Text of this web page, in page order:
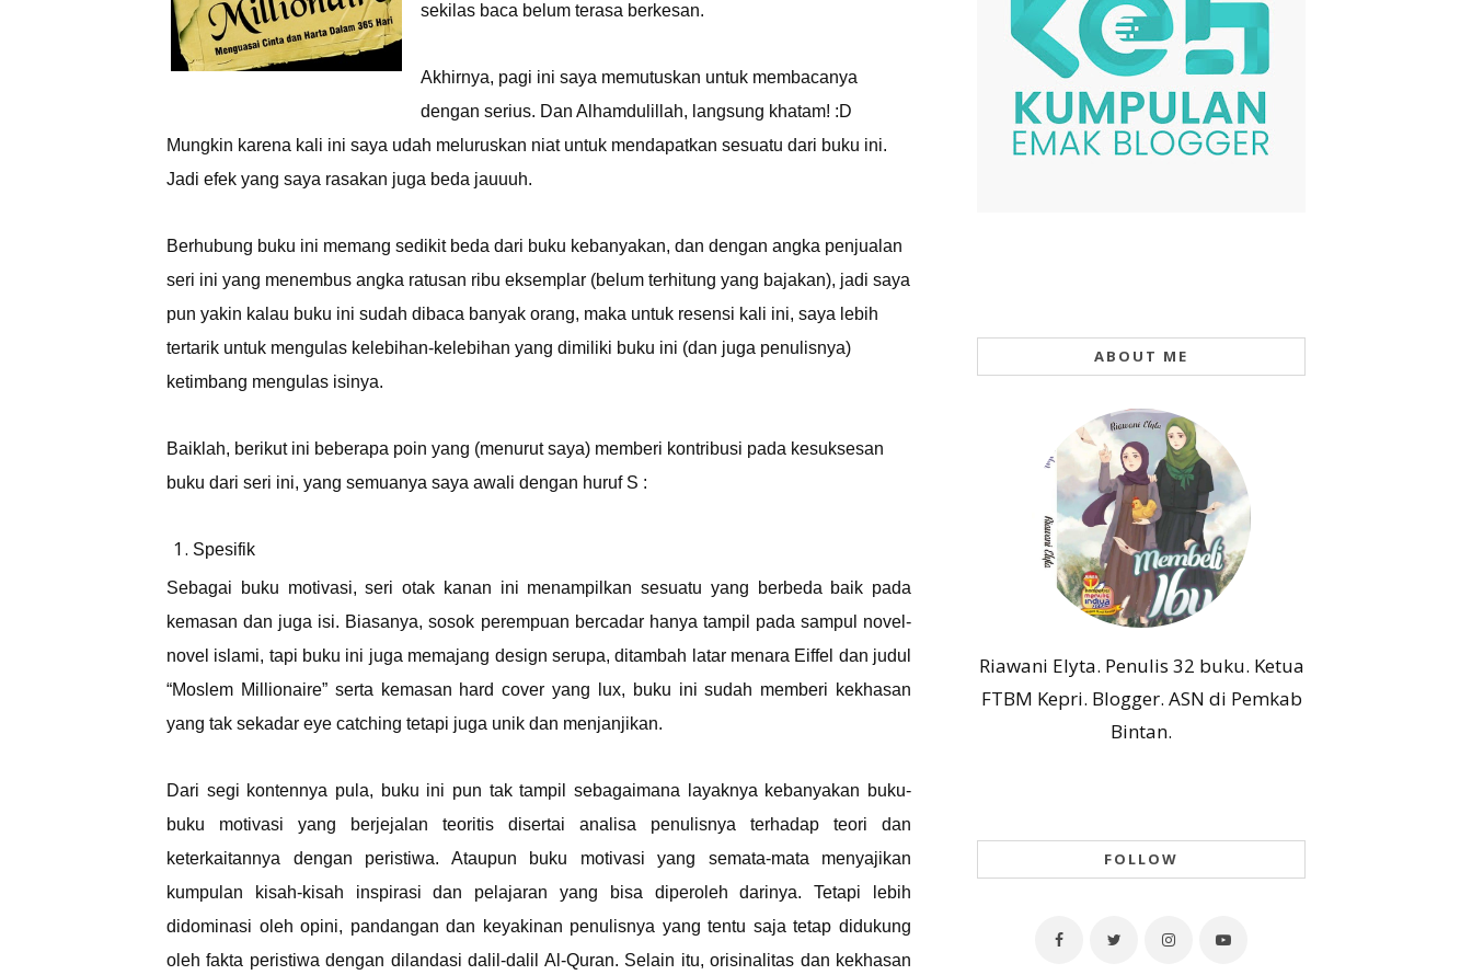
sekilas baca belum terasa berkesan.
Akhirnya, pagi ini saya memutuskan untuk membacanya
dengan serius. Dan Alhamdulillah, langsung khatam! :D
Mungkin karena kali ini saya udah meluruskan niat untuk mendapatkan sesuatu dari buku ini.
Jadi efek yang saya rasakan juga beda jauuuh.
Berhubung buku ini memang sedikit beda dari buku kebanyakan, dan dengan angka penjualan
seri ini yang menembus angka ratusan ribu eksemplar (belum terhitung yang bajakan), jadi saya
pun yakin kalau buku ini sudah dibaca banyak orang, maka untuk resensi kali ini, saya lebih
tertarik untuk mengulas kelebihan-kelebihan yang dimiliki buku ini (dan juga penulisnya)
ketimbang mengulas isinya.
Baiklah, berikut ini beberapa poin yang (menurut saya) memberi kontribusi pada kesuksesan
buku dari seri ini, yang semuanya saya awali dengan huruf S :
Spesifik
Sebagai buku motivasi, seri otak kanan ini menampilkan sesuatu yang berbeda baik pada
kemasan dan juga isi. Biasanya, sosok perempuan bercadar hanya tampil pada sampul novel-
novel islami, tapi buku ini juga memajang design serupa, ditambah latar menara Eiffel dan judul
“Moslem Millionaire” serta kemasan hard cover yang lux, buku ini sudah memberi kekhasan
yang tak sekadar eye catching tetapi juga unik dan menjanjikan.
Dari segi kontennya pula, buku ini pun tak tampil sebagaimana layaknya kebanyakan buku-
buku motivasi yang berjejalan teoritis disertai analisa penulisnya terhadap teori dan
keterkaitannya dengan peristiwa. Ataupun buku motivasi yang semata-mata menyajikan
kumpulan kisah-kisah inspirasi dan pelajaran yang bisa diperoleh darinya. Tetapi lebih
didominasi oleh opini, pandangan dan keyakinan penulisnya yang tentu saja tetap didukung
oleh fakta peristiwa dengan dilandasi dalil-dalil Al-Quran. Selain itu, orisinalitas dan kekhasan
ABOUT ME
Riawani Elyta. Penulis 32 buku. Ketua
FTBM Kepri. Blogger. ASN di Pemkab
Bintan.
FOLLOW